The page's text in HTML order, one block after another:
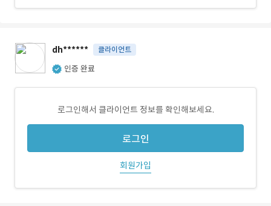
dh****** 클라이언트
인증 완료
로그인해서 클라이언트 정보를 확인해보세요.
로그인
회원가입